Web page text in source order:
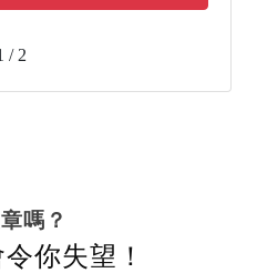
/ 2
嗎？
你失望！